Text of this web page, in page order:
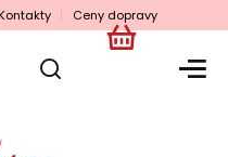
Ceny dopravy
NÁKUPNÍ